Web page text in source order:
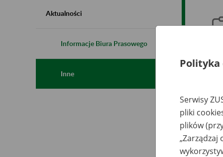
Aktualności
Informacje Biura Prasowego
Inne
Polityka
Serwisy
pliki
plików
„Zarządzaj